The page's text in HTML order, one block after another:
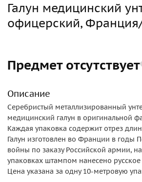
Галун медицинский
офицерский,
Предмет отсутствует
Описание
Серебристый металлизированный
медицинский галун в оригинальной
Каждая упаковка содержит отрез
Галун изготовлен во Франции в годы
войны по заказу Российской армии,
упаковках штампом нанесено русское
Цена указана за одну 10-метровую